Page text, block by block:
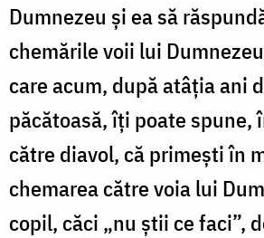
Dumnezeu și ea să
chemările voii lui
care acum, după atâția ani
păcătoasă, îți poate spune,
către diavol, că primești în
chemarea către voia lui
copil, căci „nu știi ce faci”,